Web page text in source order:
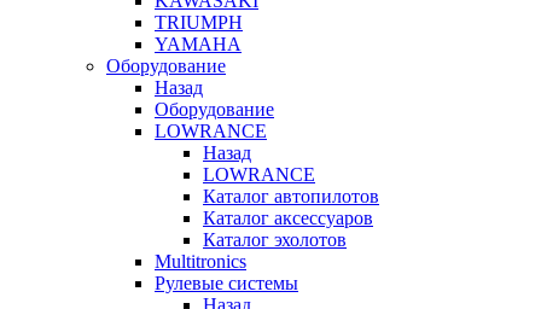
TRIUMPH
YAMAHA
Оборудование
Назад
Оборудование
LOWRANCE
Назад
LOWRANCE
Каталог автопилотов
Каталог аксессуаров
Каталог эхолотов
Multitronics
Рулевые системы
Назад